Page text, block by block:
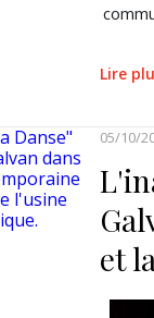
Lire
05/10/
et